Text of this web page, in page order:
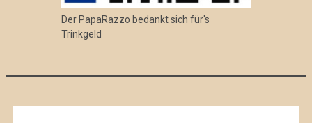
Der PapaRazzo bedankt sich für's
Trinkgeld